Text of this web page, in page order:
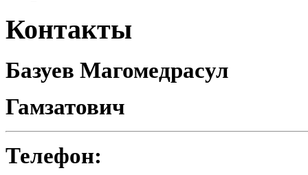
Контакты
Базуев Магомедрасул
Гамзатович
Телефон: